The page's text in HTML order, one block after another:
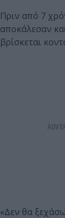
Πριν από 7
αποκάλεσαν
βρίσκεται
«Δεν θα